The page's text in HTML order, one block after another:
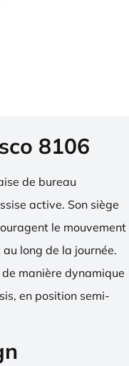
8106
de bureau
active. Son siège
le mouvement
long de la journée.
manière dynamique
en position semi-